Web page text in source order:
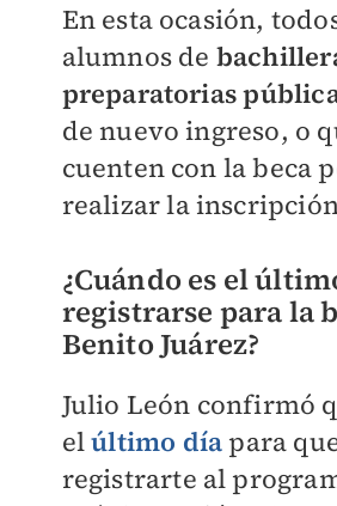
En esta ocasión,
alumnos de
preparatorias
de nuevo ingreso, o
cuenten con la beca
realizar la
¿Cuándo es el
registrarse para la
Benito Juárez?
Julio León confirmó
elúltimo día para
registrarte al